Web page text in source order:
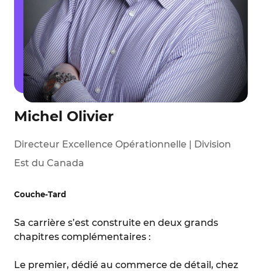
Michel Olivier
Directeur Excellence Opérationnelle | Division
Est du Canada
Couche-Tard
Sa carrière s’est construite en deux grands
chapitres complémentaires :
Le premier, dédié au commerce de détail, chez